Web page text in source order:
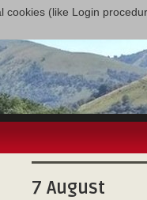
(like Login
7 August